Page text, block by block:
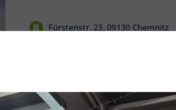
Fürstenstr. 23, 09130 Chemnitz
www.staedtebau-chemnitz.de